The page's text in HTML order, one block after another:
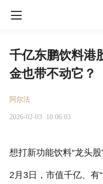

千亿东鹏饮料港
金也带不动它？
阿尔法
2026-02-03 10:06:03
想打新功能饮料“龙头股
2月3日，市值千亿、有